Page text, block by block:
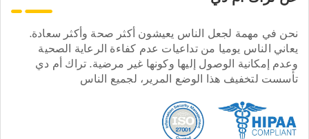
نحن في مهمة لجعل الناس يعيشون أكثر صحة وأكثر سعادة.
يعاني الناس يوميا من تداعيات عدم كفاءة الرعاية الصحية
وعدم إمكانية الوصول إليها وكونها غير مرضية. تراك أم دي
تأسست لتخفيف هذا الوضع المرير، لجميع الناس